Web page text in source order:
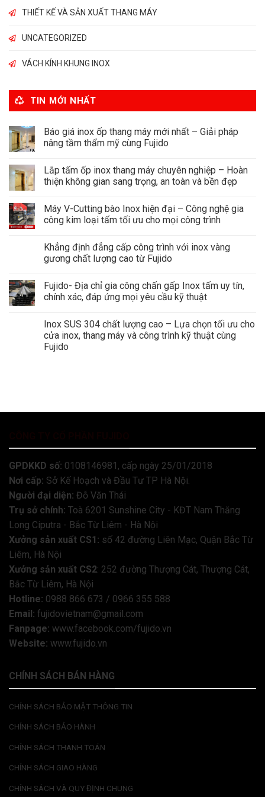
THIẾT KẾ VÀ SẢN XUẤT THANG MÁY
UNCATEGORIZED
VÁCH KÍNH KHUNG INOX
TIN MỚI NHẤT
Báo giá inox ốp thang máy mới nhất – Giải pháp
nâng tầm thẩm mỹ cùng Fujido
Lắp tấm ốp inox thang máy chuyên nghiệp – Hoàn
thiện không gian sang trọng, an toàn và bền đẹp
Máy V-Cutting bào Inox hiện đại – Công nghệ gia
công kim loại tấm tối ưu cho mọi công trình
Khẳng định đẳng cấp công trình với inox vàng
gương chất lượng cao từ Fujido
Fujido- Địa chỉ gia công chấn gấp Inox tấm uy tín,
chính xác, đáp ứng mọi yêu cầu kỹ thuật
Inox SUS 304 chất lượng cao – Lựa chọn tối ưu cho
cửa inox, thang máy và công trình kỹ thuật cùng
Fujido
GPDKKD số: 0108146981, cấp ngày 25/01/2018
Nơi cấp: Sở Kế Hoạch và Đầu Tư TP Hà Nội.
Người đại diện: Đỗ Văn Thái
Trụ sở chính: Toà 6201 Sunshine City - KĐT Nam Thăng
Long Ciputra - Bắc Từ Liêm - Hà Nội
Xưởng sản xuất CS1: số 42 đường Liên Mạc, Quận Bắc Từ
Liêm, Hà Nội
Xưởng sản xuất CS2: 252 đường Thượng Cát, Thượng Cát,
Bắc Từ Liêm, Hà Nội
Hotline: 0988 866 673 / 0966 355 588
Email: fujidovietnam@gmail.com
Fanpage: www.facebook.com/fujido.vn
Website: www.fujido.vn
CHÍNH SÁCH BÁN HÀNG
CHÍNH SÁCH BẢO MẬT THÔNG TIN
CHÍNH SÁCH BẢO HÀNH
CHÍNH SÁCH THANH TOÁN
CHÍNH SÁCH GIAO HÀNG
CHÍNH SÁCH VÀ QUY ĐỊNH CHUNG